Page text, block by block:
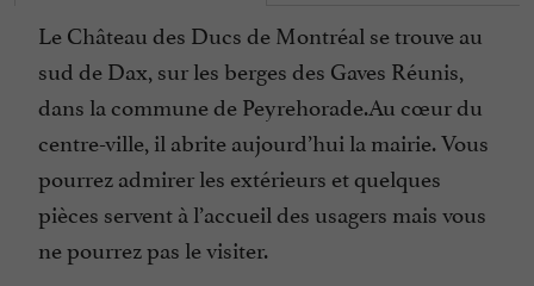
Le Château des Ducs de Montréal se trouve au
sud de Dax, sur les berges des Gaves Réunis,
dans la commune de Peyrehorade.Au cœur du
centre-ville, il abrite aujourd’hui la mairie. Vous
pourrez admirer les extérieurs et quelques
pièces servent à l’accueil des usagers mais vous
ne pourrez pas le visiter.